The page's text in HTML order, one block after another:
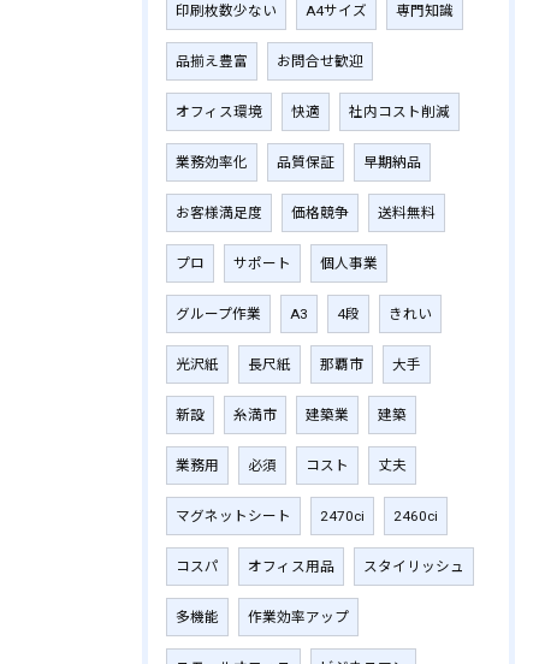
印刷枚数少ない A4サイズ 専門知識
品揃え豊富 お問合せ歓迎
オフィス環境 快適 社内コスト削減
業務効率化 品質保証 早期納品
お客様満足度 価格競争 送料無料
プロ サポート 個人事業
グループ作業 A3 4段 きれい
光沢紙 長尺紙 那覇市 大手
新設 糸満市 建築業 建築
業務用 必須 コスト 丈夫
マグネットシート 2470ci 2460ci
コスパ オフィス用品 スタイリッシュ
多機能 作業効率アップ